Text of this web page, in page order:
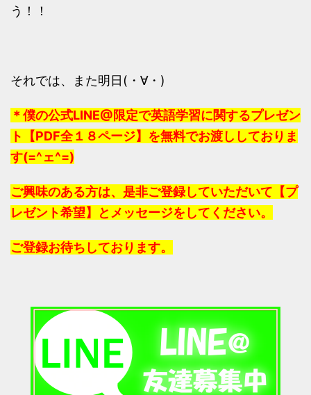
う！！
それでは、また明日(・∀・)
＊僕の公式LINE@限定で英語学習に関するプレゼン
ト【PDF全１８ページ】を無料でお渡ししておりま
す(=^ェ^=)
ご興味のある方は、是非ご登録していただいて【プ
レゼント希望】とメッセージをしてください。
ご登録お待ちしております。